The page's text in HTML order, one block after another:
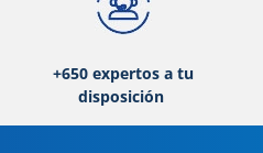
+650 expertos a tu
disposición